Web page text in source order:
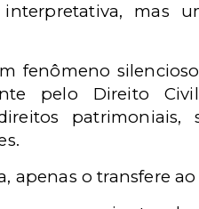
mas
fenômeno
pelo Direito
apenas o transfere